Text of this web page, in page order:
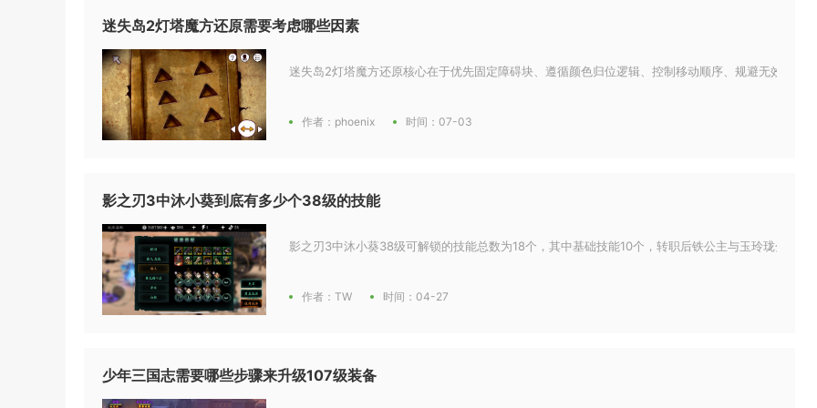
迷失岛2灯塔魔方还原需要考虑哪些因素
迷失岛2灯塔魔方还原核心在于优先固定障碍块、遵循颜色归位逻辑、控制移动顺序、规避无效操作
作者：phoenix 时间：07-03
影之刃3中沐小葵到底有多少个38级的技能
影之刃3中沐小葵38级可解锁的技能总数为18个，其中基础技能10个，转职后铁公主与玉玲珑分支各
作者：TW 时间：04-27
少年三国志需要哪些步骤来升级107级装备